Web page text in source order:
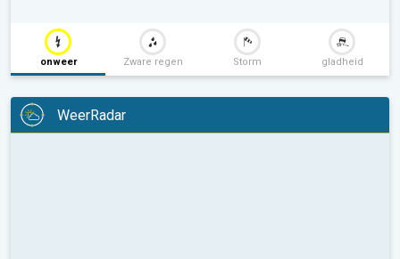
onweer Zware regen Storm gladheid
WeerRadar